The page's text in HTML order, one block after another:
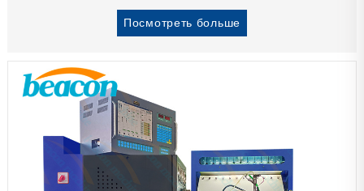
Посмотреть больше